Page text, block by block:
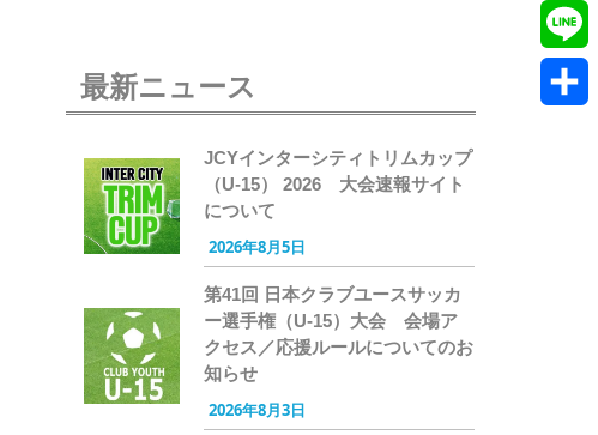
最新ニュース
JCYインターシティトリムカップ
（U-15） 2026 大会速報サイト
について
2026年8月5日
第41回 日本クラブユースサッカ
ー選手権（U-15）大会 会場ア
クセス／応援ルールについてのお
知らせ
2026年8月3日
Line